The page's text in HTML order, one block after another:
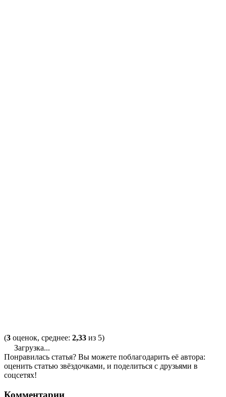
(3 оценок, среднее: 2,33 из 5)
Загрузка...
Понравилась статья? Вы можете поблагодарить её автора:
оценить статью звёздочками, и поделиться с друзьями в
соцсетях!
Комментарии